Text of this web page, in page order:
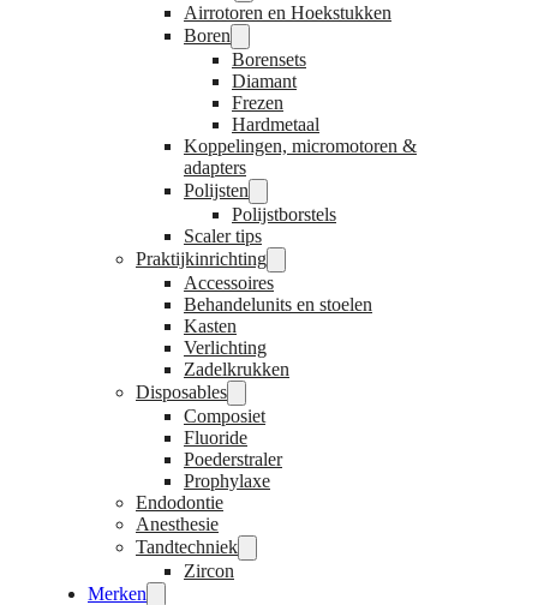
Airrotoren en Hoekstukken
Boren
Borensets
Diamant
Frezen
Hardmetaal
Koppelingen, micromotoren &
adapters
Polijsten
Polijstborstels
Scaler tips
Praktijkinrichting
Accessoires
Behandelunits en stoelen
Kasten
Verlichting
Zadelkrukken
Disposables
Composiet
Fluoride
Poederstraler
Prophylaxe
Endodontie
Anesthesie
Tandtechniek
Zircon
Merken